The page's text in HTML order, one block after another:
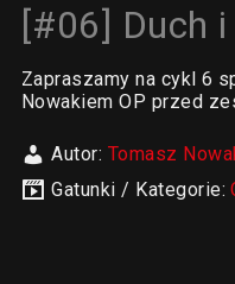
[#06] Duch
Zapraszamy na cykl 6
Nowakiem OP przed
Autor: Tomasz
Gatunki / Kategorie: